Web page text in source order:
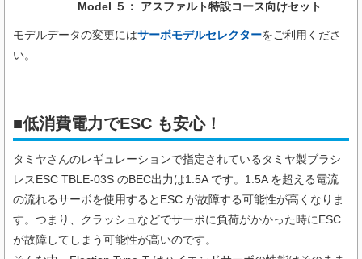
Model ５： アスファルト特設コース向けセット
モデルデータの変更にはサーボモデルセレクターをご利用くださ
い。
■低消費電力でESC も安心！​
タミヤさんのレギュレーションで指定されているタミヤ製ブラシ
レスESC TBLE-03S のBEC出力は1.5A です。1.5A を超える電流
の流れるサーボを使用するとESC が故障する可能性が高くなりま
す。つまり、クラッシュなどでサーボに負荷がかかった時にESC
が故障してしまう可能性が高いのです。